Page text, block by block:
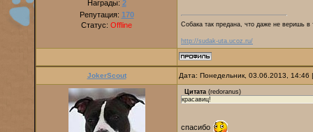
Награды: 2
Репутация: 170
Статус: Offline Собака так предана, что даже не веришь
http://sudak-uta.ucoz.ru/
JokerScout Дата: Понедельник, 03.06.2013,
Цитата (redoranus)
красавиц!
спасибо